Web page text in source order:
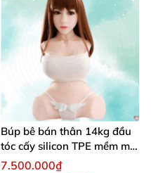
Búp bê bán thân 14kg đầu
tóc cấy silicon TPE mềm mịn
tự nhiên
7.500.000₫